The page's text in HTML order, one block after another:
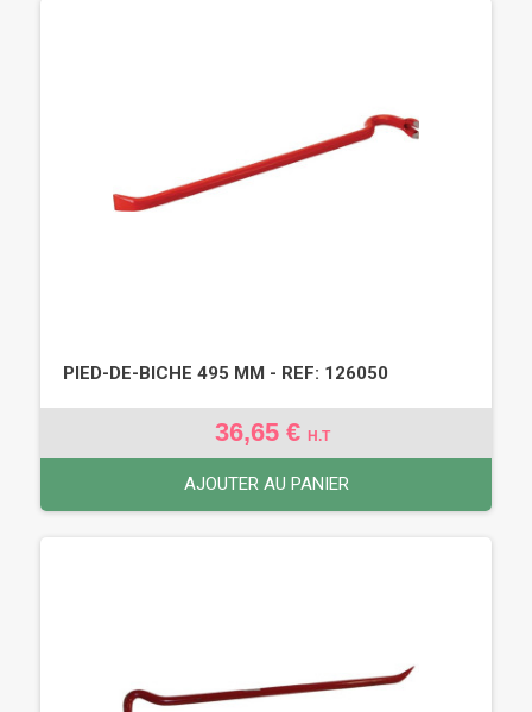
PIED-DE-BICHE 495 MM - REF: 126050
36,65 € H.T
AJOUTER AU PANIER